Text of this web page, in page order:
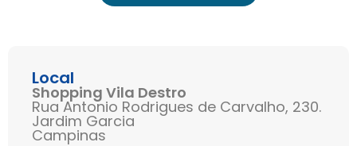
Local
Shopping Vila Destro
Rua Antonio Rodrigues de Carvalho, 230.
Jardim Garcia
Campinas